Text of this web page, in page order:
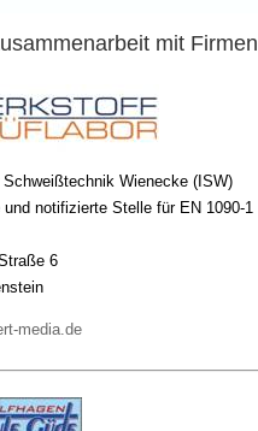
mit Firmen
Schweißtechnik Wienecke (ISW)
notifizierte Stelle für EN 1090-1
6
media.de